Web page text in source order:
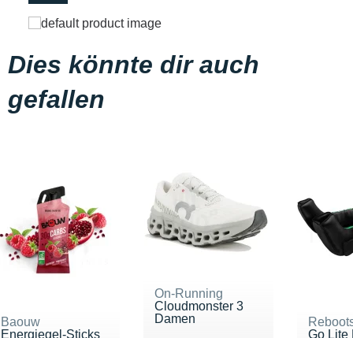
Dies könnte dir auch
gefallen
Baouw
Energiegel-Sticks
On-Running
Cloudmonster 3
Damen
Go Lite